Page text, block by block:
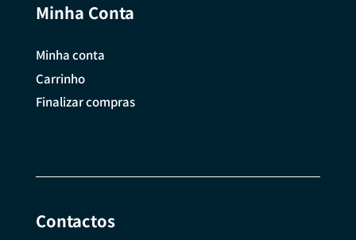
Minha Conta
Minha conta
Carrinho
Finalizar compras
Contactos